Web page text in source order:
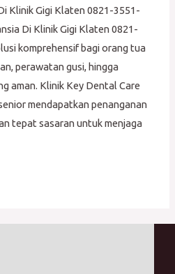
Klinik Gigi Klaten 0821-3551-
Di Klinik Gigi Klaten 0821-
komprehensif bagi orang tua
perawatan gusi, hingga
aman. Klinik Key Dental Care
mendapatkan penanganan
tepat sasaran untuk menjaga